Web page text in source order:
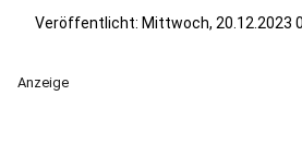
Veröffentlicht: Mittwoch, 20.12.2023
Anzeige